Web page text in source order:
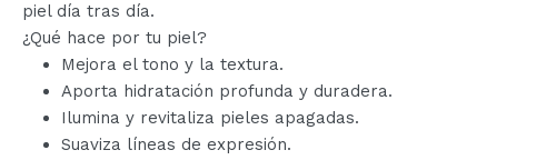
piel día tras día.
¿Qué hace por tu piel?
Mejora el tono y la textura.
Aporta hidratación profunda y duradera.
Ilumina y revitaliza pieles apagadas.
Suaviza líneas de expresión.